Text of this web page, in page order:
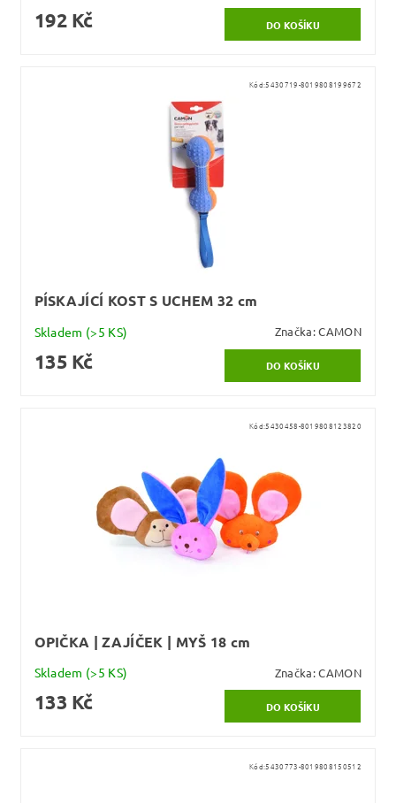
192 Kč
Kód:5430719-8019808199672
PÍSKAJÍCÍ KOST S UCHEM 32 cm
Skladem (>5 KS) Značka:CAMON
135 Kč
Kód:5430458-8019808123820
OPIČKA | ZAJÍČEK | MYŠ 18 cm
Skladem (>5 KS) Značka:CAMON
133 Kč
Kód:5430773-8019808150512